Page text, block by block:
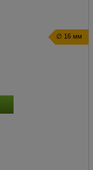
∅ 16 мм